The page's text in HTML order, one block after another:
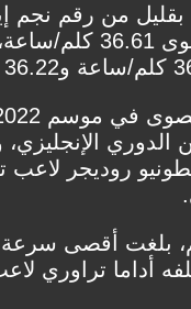
من رقم نجم
بلغت سرعته
روديجر
أداما تراوري